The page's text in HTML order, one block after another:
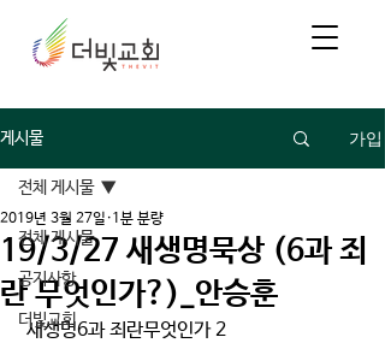
게시물 가입
전체 게시물
공지사항
더빛교회
전체 게시물
19/3/27 새생명묵상 (6과 죄
란 무엇인가?)_안승훈
2019년 3월 27일 1분 분량
새생명6과 죄란무엇인가 2